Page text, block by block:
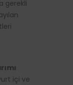
gerekli
içi ve